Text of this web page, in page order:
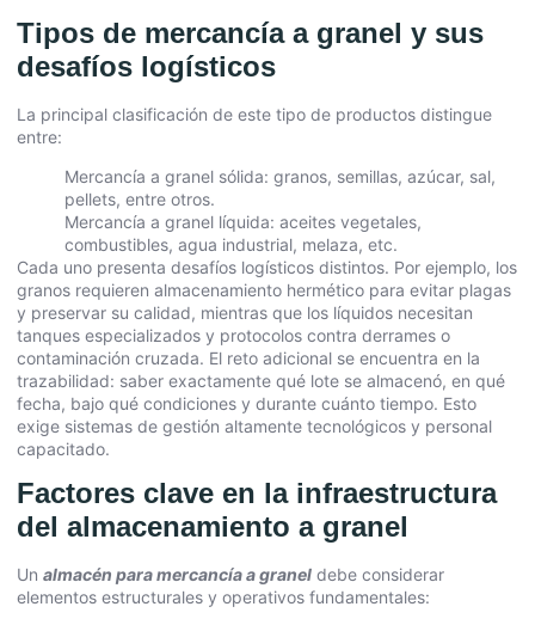
Tipos de mercancía a granel y sus
desafíos logísticos
La principal clasificación de este tipo de productos distingue
entre:
Mercancía a granel sólida: granos, semillas, azúcar, sal,
pellets, entre otros.
Mercancía a granel líquida: aceites vegetales,
combustibles, agua industrial, melaza, etc.
Cada uno presenta desafíos logísticos distintos. Por ejemplo, los
granos requieren almacenamiento hermético para evitar plagas
y preservar su calidad, mientras que los líquidos necesitan
tanques especializados y protocolos contra derrames o
contaminación cruzada. El reto adicional se encuentra en la
trazabilidad: saber exactamente qué lote se almacenó, en qué
fecha, bajo qué condiciones y durante cuánto tiempo. Esto
exige sistemas de gestión altamente tecnológicos y personal
capacitado.
Factores clave en la infraestructura
del almacenamiento a granel
Un almacén para mercancía a granel debe considerar
elementos estructurales y operativos fundamentales: